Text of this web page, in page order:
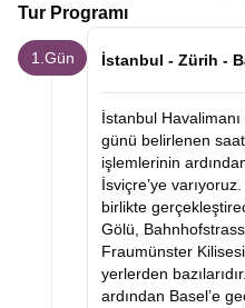
Tur Programı
1.Gün İstanbul - Zürih -
İstanbul
günü belirlenen
işlemlerinin
İsviçre’ye varıyoruz.
birlikte
Gölü,
Fraumünster
yerlerden
ardından Basel’e